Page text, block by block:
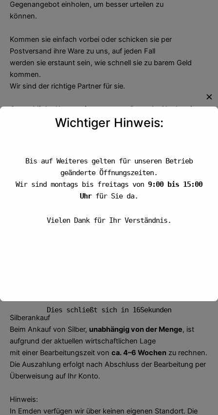
Gegenangebot einholen, um besser urteilen zu
können.
Kommen sie einfach vorbei oder schicken sie per
Postversand ihre Ware zu uns, auf jeden Fall
werden sie erstaunt sein, wie schnell sie zu barem Geld
kommen.
Wir sind der richtige Partner für sie.
Gewerbliche Konzessionen gegen Gewerbe Nachweis
Wir freuen uns Sie kennenzulernen.
Überweisung über die Bank
Auszahlungen vor Ort
Silberankauf
Beim Ankauf von Silber, unabhängig von der Menge, ist
aufgrund der aktuellen wirtschaftlichen Lage
mit einer Bearbeitungszeit von ca. 4–6 Wochen zu rechnen.
Die Auszahlung erfolgt nach Abschluss der Bearbeitung per
Überweisung auf Ihr Konto.
Hinweis:
In Emden verfügen wir über keinen eigenen Standort. Die
Wichtiger Hinweis:
✕
Bis auf Weiteres gelten für unseren Betrieb
geänderte Öffnungszeiten.
Wir sind montags bis freitags von 9:00 bis 15:00
Uhrfür Sie da.
Vielen Dank für Ihr Verständnis.
Dies schließt sich in 16Sekunden